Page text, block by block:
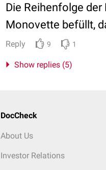
Die Reihenfolge
Monovette befüllt,
Reply 9 1
Show replies (5)
DocCheck
About Us
Investor Relations